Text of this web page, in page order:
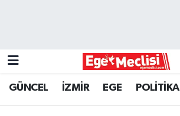
GÜNCEL İZMİR EGE POLİTİKA
GÜNCEL